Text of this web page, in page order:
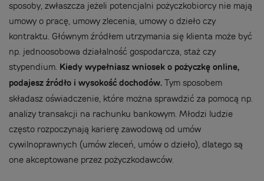
sposoby, zwłaszcza jeżeli potencjalni pożyczkobiorcy nie mają
umowy o pracę, umowy zlecenia, umowy o dzieło czy
kontraktu. Głównym źródłem utrzymania się klienta może być
np. jednoosobowa działalność gospodarcza, staż czy
stypendium. Kiedy wypełniasz wniosek o pożyczkę online,
podajesz źródło i wysokość dochodów. Tym sposobem
składasz oświadczenie, które można sprawdzić za pomocą np.
analizy transakcji na rachunku bankowym. Młodzi ludzie
często rozpoczynają karierę zawodową od umów
cywilnoprawnych (umów zleceń, umów o dzieło), dlatego są
one akceptowane przez pożyczkodawców.